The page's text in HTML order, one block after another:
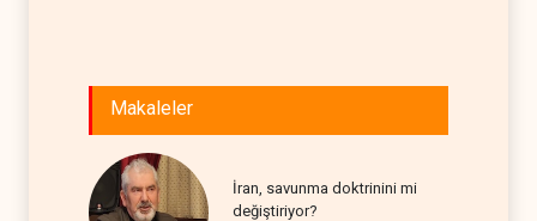
Makaleler
İran, savunma doktrinini mi
değiştiriyor?